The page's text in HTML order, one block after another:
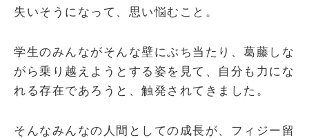
失いそうになって、思い悩むこと。
学生のみんながそんな壁にぶち当たり、葛藤しな
がら乗り越えようとする姿を見て、自分も力にな
れる存在であろうと、触発されてきました。
そんなみんなの人間としての成長が、フィジー留